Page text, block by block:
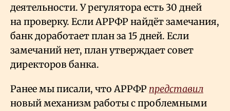
деятельности. У регулятора есть 30 дней
на проверку. Если АРРФР найдёт замечания,
банк доработает план за 15 дней. Если
замечаний нет, план утверждает совет
директоров банка.
Ранее мы писали, что АРРФР представил
новый механизм работы с проблемными